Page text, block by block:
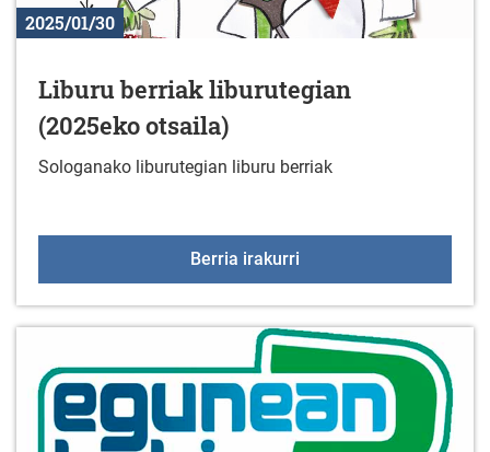
2025/01/30
Liburu berriak liburutegian
(2025eko otsaila)
Sologanako liburutegian liburu berriak
Berria irakurri